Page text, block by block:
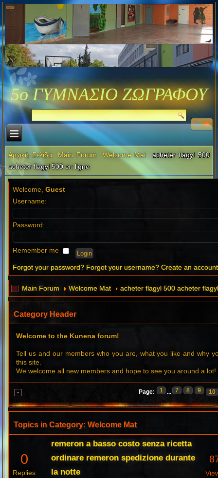
5ο ΓΥΜΝΑΣΙΟ ΖΩΓΡΑΦΟΥ
Αρχική Σελίδα Main Forum Welcome Mat
acheter flagyl 500
acheter flagyl 500 en ligne
Welcome,Guest
Username:
Password:
Remember me
Forgot your password? Forgot your username? Create an account
Main Forum Welcome Mat acheter flagyl 500 acheter
Category Header
Welcome to the Kunena forum!
Tell us and our members who you are, what you like and why
this site.
We welcome all new members and hope to see you around a lot!
Page: 1 ... 7 8 9 10
Topics in Category: Welcome Mat
0
Replies
remeron a basso costo senza ricetta
ordinare remeron spedizione durante
la notte